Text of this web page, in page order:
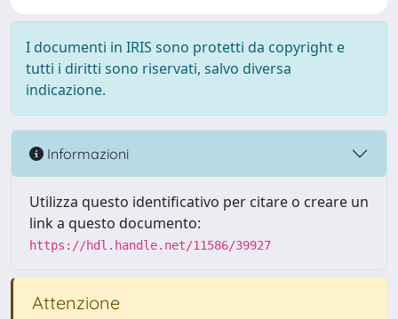
I documenti in IRIS sono protetti da copyright e
tutti i diritti sono riservati, salvo diversa
indicazione.
Informazioni
Utilizza questo identificativo per citare o creare un
link a questo documento:
https://hdl.handle.net/11586/39927
Attenzione